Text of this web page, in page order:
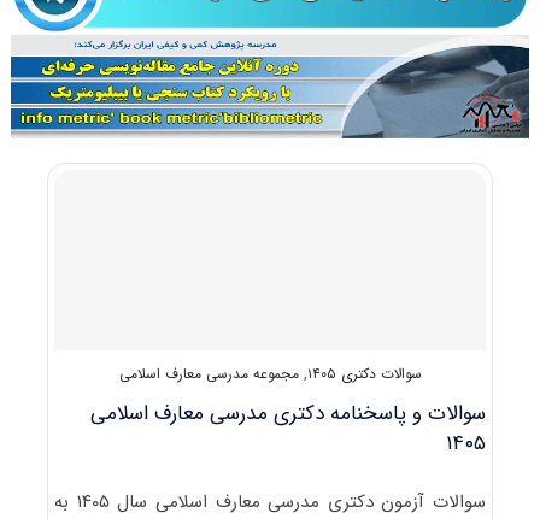
سوالات دکتری ۱۴۰۵ ,مجموعه مدرسی معارف اسلامی
سوالات و پاسخنامه دکتری مدرسی معارف اسلامی
۱۴۰۵
سوالات آزمون دکتری مدرسی معارف اسلامی سال ۱۴۰۵ به